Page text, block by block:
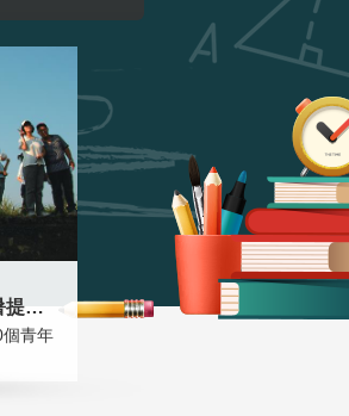
青年壯遊點精選夏夜限定避暑提案 漫
青年